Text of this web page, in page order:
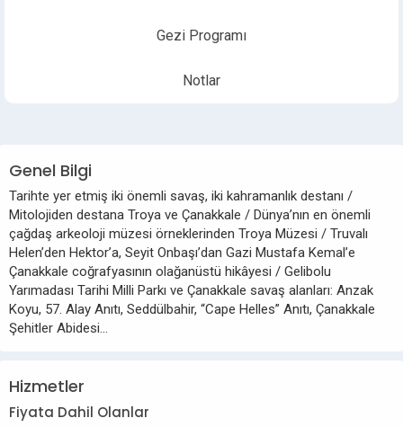
Gezi Programı
Notlar
Genel Bilgi
Tarihte yer etmiş iki önemli savaş, iki kahramanlık destanı /
Mitolojiden destana Troya ve Çanakkale / Dünya’nın en önemli
çağdaş arkeoloji müzesi örneklerinden Troya Müzesi / Truvalı
Helen’den Hektor’a, Seyit Onbaşı’dan Gazi Mustafa Kemal’e
Çanakkale coğrafyasının olağanüstü hikâyesi / Gelibolu
Yarımadası Tarihi Milli Parkı ve Çanakkale savaş alanları: Anzak
Koyu, 57. Alay Anıtı, Seddülbahir, “Cape Helles” Anıtı, Çanakkale
Şehitler Abidesi…
Hizmetler
Fiyata Dahil Olanlar